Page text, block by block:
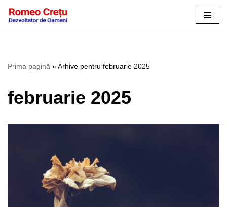
Prima pagină »Arhive pentru februarie 2025
februarie 2025